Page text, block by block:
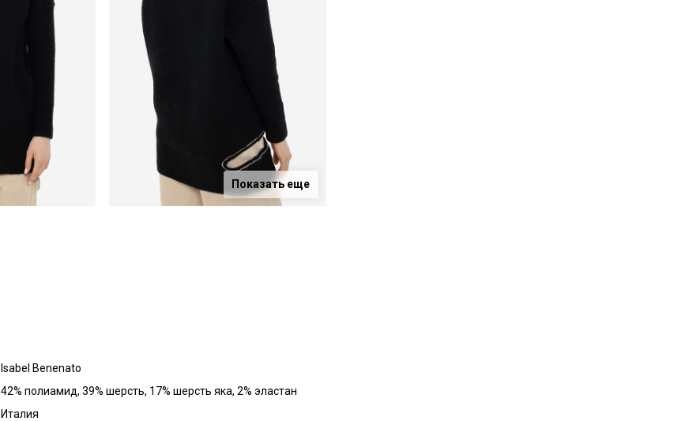
Показать еще
Isabel Benenato
42% полиамид, 39% шерсть, 17% шерсть яка, 2% эластан
Италия